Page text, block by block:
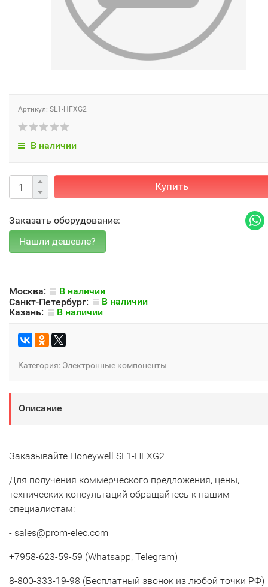
Артикул: SL1-HFXG2
В наличии
Купить
Заказать оборудование:
Москва:
В наличии
Санкт-Петербург:
В наличии
Казань:
В наличии
Категория: Электронные компоненты
Описание
Заказывайте Honeywell SL1-HFXG2
Для получения коммерческого предложения, цены,
технических консультаций обращайтесь к нашим
специалистам:
- sales@prom-elec.com
+7958-623-59-59 (Whatsapp, Telegram)
8-800-333-19-98 (Бесплатный звонок из любой точки РФ)